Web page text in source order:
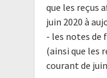
que les reçus
juin 2020 à
- les notes de
(ainsi que les
courant de